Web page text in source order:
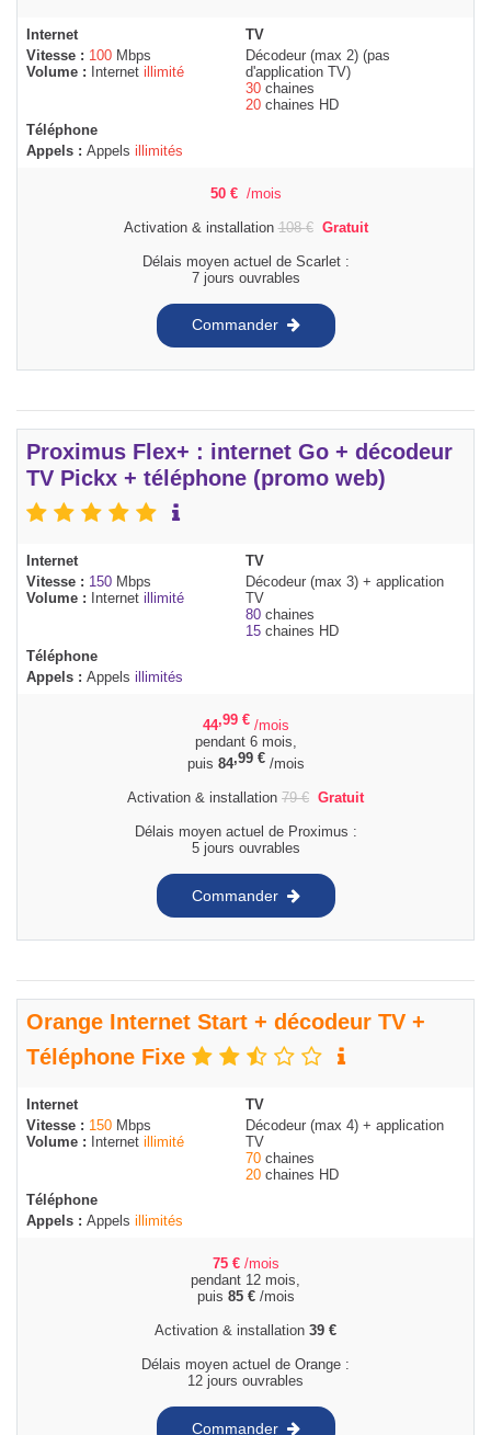
Internet
Vitesse : 100 Mbps
Volume : Internet illimité
TV
Décodeur (max 2) (pas
d'application TV)
30 chaines
20 chaines HD
Téléphone
Appels : Appels illimités
50 € /mois
Activation & installation108€ Gratuit
Délais moyen actuel de Scarlet :
7 jours ouvrables
Commander
Proximus Flex+ : internet Go + décodeur
TV Pickx + téléphone (promo web)
Internet
Vitesse : 150 Mbps
Volume : Internet illimité
TV
Décodeur (max 3) + application
TV
80 chaines
15 chaines HD
Téléphone
Appels : Appels illimités
44,99 € /mois
pendant 6 mois,
puis 84,99 €/mois
Activation & installation 79€ Gratuit
Délais moyen actuel de Proximus :
5 jours ouvrables
Commander
Orange Internet Start + décodeur TV +
Téléphone Fixe
Internet
Vitesse : 150 Mbps
Volume :
Internet illimité
TV
Décodeur (max 4) + application
TV
70 chaines
20 chaines HD
Téléphone
Appels : Appels illimités
75 € /mois
pendant 12 mois,
puis 85 €/mois
Activation & installation 39 €
Délais moyen actuel de Orange :
12 jours ouvrables
Commander